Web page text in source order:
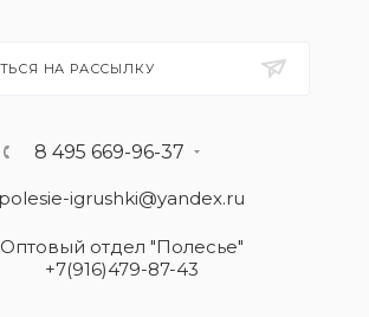
НА РАССЫЛКУ
8 495 669-96-37
polesie-igrushki@yandex.ru
Оптовый отдел "Полесье"
+7(916)479-87-43